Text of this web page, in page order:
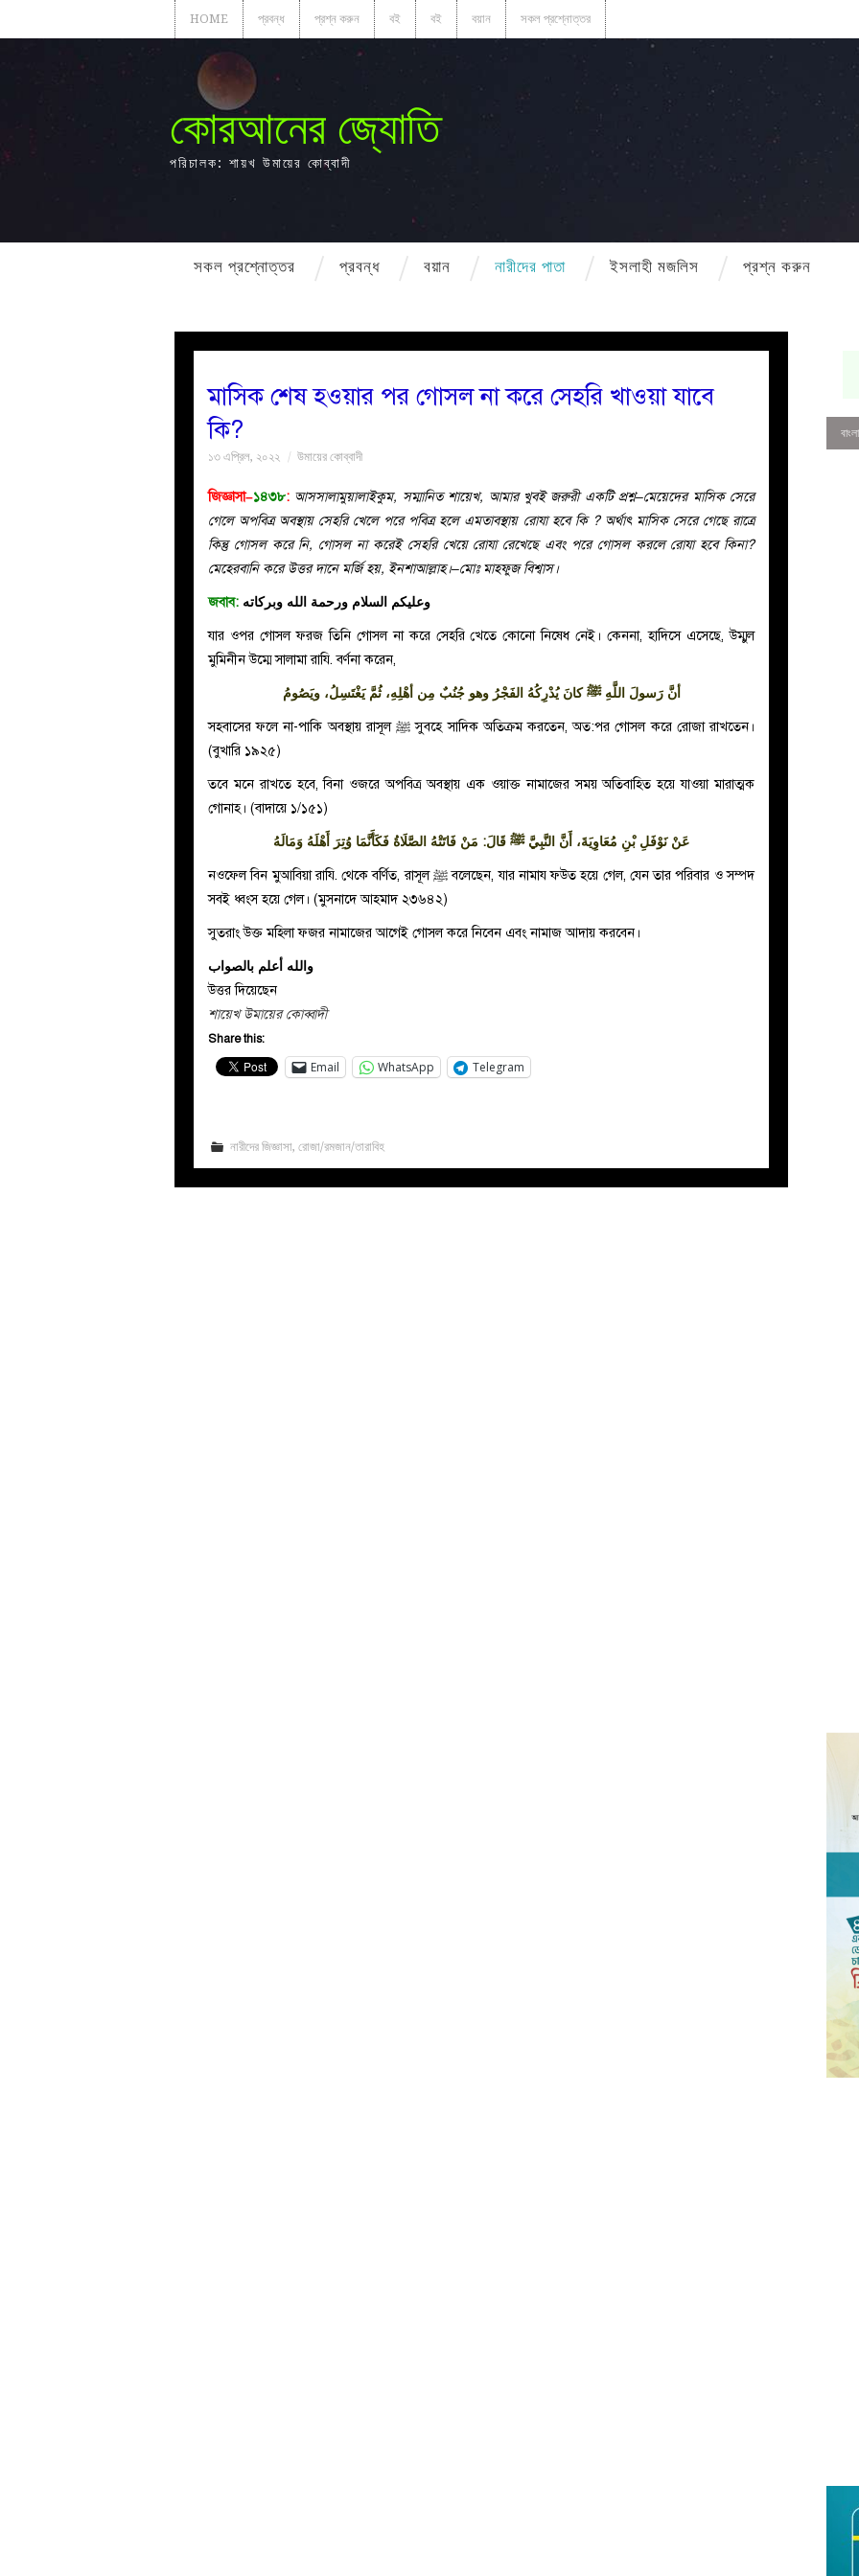
HOME প্রবন্ধ প্রশ্ন করুন বই বই বয়ান সকল প্রশ্নোত্তর
কোরআনের জ্যোতি
পরিচালক: শায়খ উমায়ের কোব্বাদী
সকল প্রশ্নোত্তর প্রবন্ধ বয়ান নারীদের পাতা ইসলাহী মজলিস প্রশ্ন করুন
মাসিক শেষ হওয়ার পর গোসল না করে সেহরি খাওয়া যাবে
কি?
১৩ এপ্রিল, ২০২২ উমায়ের কোব্বাদী
জিজ্ঞাসা–১৪৩৮: আসসালামুয়ালাইকুম, সম্মানিত শায়েখ, আমার খুবই জরুরী একটি প্রশ্ন–মেয়েদের মাসিক সেরে
গেলে অপবিত্র অবস্থায় সেহরি খেলে পরে পবিত্র হলে এমতাবস্থায় রোযা হবে কি ? অর্থাৎ মাসিক সেরে গেছে রাত্রে
কিন্তু গোসল করে নি, গোসল না করেই সেহরি খেয়ে রোযা রেখেছে এবং পরে গোসল করলে রোযা হবে কিনা?
মেহেরবানি করে উত্তর দানে মর্জি হয়, ইনশাআল্লাহ।–মোঃ মাহফুজ বিশ্বাস।
জবাব: وعليكم السلام ورحمة الله وبركاته
যার ওপর গোসল ফরজ তিনি গোসল না করে সেহরি খেতে কোনো নিষেধ নেই। কেননা, হাদিসে এসেছে, উম্মুল
মুমিনীন উম্মে সালামা রাযি. বর্ণনা করেন,
أنَّ رَسولَ اللَّهِ ﷺ كانَ يُدْرِكُهُ الفَجْرُ وهو جُنُبٌ مِن أهْلِهِ، ثُمَّ يَغْتَسِلُ، ويَصُومُ
সহবাসের ফলে না-পাকি অবস্থায় রাসূল ﷺ সুবহে সাদিক অতিক্রম করতেন, অত:পর গোসল করে রোজা রাখতেন।
(বুখারি ১৯২৫)
তবে মনে রাখতে হবে, বিনা ওজরে অপবিত্র অবস্থায় এক ওয়াক্ত নামাজের সময় অতিবাহিত হয়ে যাওয়া মারাত্মক
গোনাহ। (বাদায়ে ১/১৫১)
عَنْ نَوْفَلِ بْنِ مُعَاوِيَةَ، أَنَّ النَّبِيَّ ﷺ قَالَ: مَنْ فَاتَتْهُ الصَّلَاةُ فَكَأَنَّمَا وُتِرَ أَهْلَهُ وَمَالَهُ
নওফেল বিন মুআবিয়া রাযি. থেকে বর্ণিত, রাসূল ﷺ বলেছেন, যার নামায ফউত হয়ে গেল, যেন তার পরিবার ও সম্পদ
সবই ধ্বংস হয়ে গেল। (মুসনাদে আহমাদ ২৩৬৪২)
সুতরাংউক্ত মহিলা ফজর নামাজের আগেই গোসল করে নিবেন এবং নামাজ আদায় করবেন।
والله أعلم بالصواب
উত্তর দিয়েছেন
শায়েখ উমায়ের কোব্বাদী
Share this:
Email WhatsApp Telegram
নারীদের জিজ্ঞাসা,রোজা/রমজান/তারাবিহ